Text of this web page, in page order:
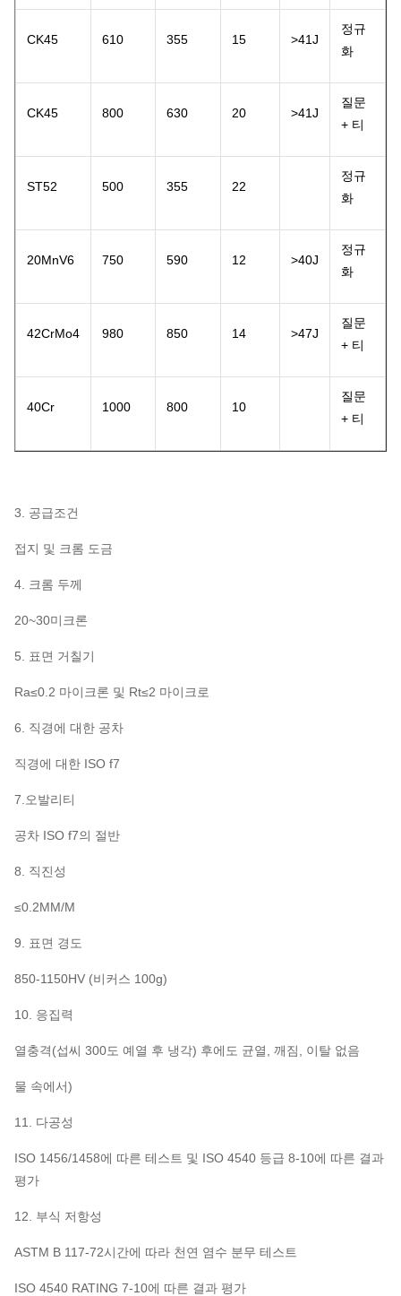
CK45 610 355 15 >41J
정규
화
CK45 800 630 20 >41J
질문
+ 티
ST52 500 355 22
정규
화
20MnV6 750 590 12 >40J
정규
화
42CrMo4 980 850 14 >47J
질문
+ 티
40Cr 1000 800 10
질문
+ 티
3. 공급조건
접지 및 크롬 도금
4. 크롬 두께
20~30미크론
5. 표면 거칠기
Ra≤0.2 마이크론 및 Rt≤2 마이크로
6. 직경에 대한 공차
직경에 대한 ISO f7
7.오발리티
공차 ISO f7의 절반
8. 직진성
≤0.2MM/M
9. 표면 경도
850-1150HV (비커스 100g)
10. 응집력
열충격(섭씨 300도 예열 후 냉각) 후에도 균열, 깨짐, 이탈 없음
물 속에서)
11. 다공성
ISO 1456/1458에 따른 테스트 및 ISO 4540 등급 8-10에 따른 결과
평가
12. 부식 저항성
ASTM B 117-72시간에 따라 천연 염수 분무 테스트
ISO 4540 RATING 7-10에 따른 결과 평가